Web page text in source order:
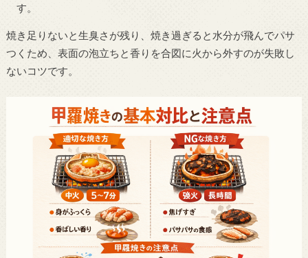
す。
焼き足りないと生臭さが残り、焼き過ぎると水分が飛んでパサ
つくため、表面の泡立ちと香りを合図に火から外すのが失敗し
ないコツです。